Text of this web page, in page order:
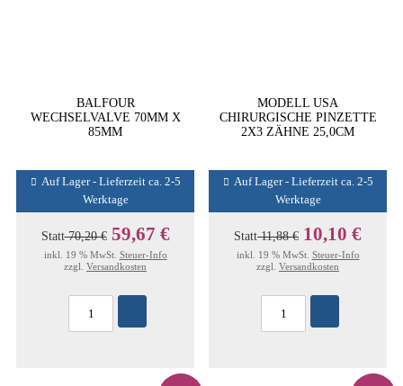
BALFOUR
WECHSELVALVE 70MM X
85MM
Auf Lager - Lieferzeit ca. 2-5
Werktage
Statt70,20 € 59,67 €
inkl. 19 % MwSt. Steuer-Info
zzgl. Versandkosten
MODELL USA
CHIRURGISCHE PINZETTE
2X3 ZÄHNE 25,0CM
Auf Lager - Lieferzeit ca. 2-5
Werktage
Statt11,88 € 10,10 €
inkl. 19 % MwSt. Steuer-Info
zzgl. Versandkosten